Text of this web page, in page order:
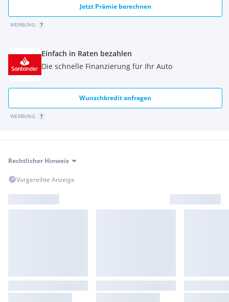
Jetzt Prämie berechnen
WERBUNG
Einfach in Raten bezahlen
Die schnelle Finanzierung für Ihr Auto
Wunschkredit anfragen
WERBUNG
Rechtlicher Hinweis
Vorgereihte Anzeige